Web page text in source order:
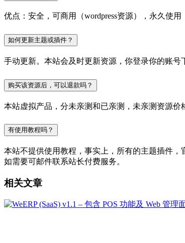
优点：安全，可商用（wordpress资源），永久使
如何更新主题或插件？
手动更新。本站会及时更新资源，你登录你的账号
购买该资源后，可以退款吗？
本站虚拟产品，分未亲测和已亲测，未亲测资源
有使用教程吗？
本站不提供使用教程，事实上，所有的主题插件，
如需要可邮件联系站长付费服务。
相关文章